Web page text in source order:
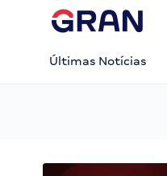
Últimas Notícias